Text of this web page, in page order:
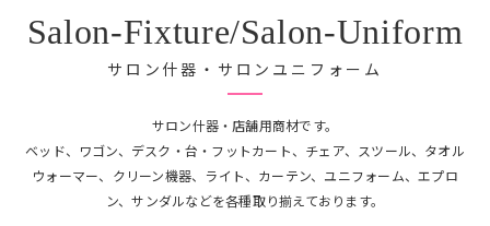
Salon-Fixture/Salon-Uniform
サロン什器・サロンユニフォーム
サロン什器・店舗用商材です。
ベッド、ワゴン、デスク・台・フットカート、チェア、スツール、タオル
ウォーマー、クリーン機器、ライト、 カーテン、ユニフォーム、エプロ
ン、サンダルなどを各種取り揃えております。